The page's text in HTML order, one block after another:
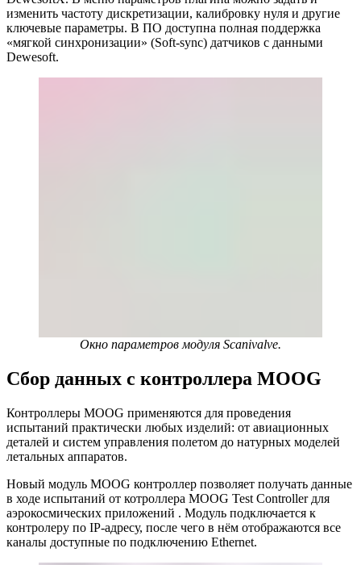
изменить частоту дискретизации, калибровку нуля и другие
ключевые параметры. В ПО доступна полная поддержка
«мягкой синхронизации» (Soft-sync) датчиков с данными
Dewesoft.
Окно параметров модуля Scanivalve.
Сбор данных с контроллера MOOG
Контроллеры MOOG применяются для проведения
испытаний практически любых изделий: от авиационных
деталей и систем управления полетом до натурных моделей
летальных аппаратов.
Новый модуль MOOG контроллер позволяет получать данные
в ходе испытаний от котроллера MOOG Test Controller для
аэрокосмических приложений . Модуль подключается к
контролеру по IP-адресу, после чего в нём отображаются все
каналы доступные по подключению Ethernet.